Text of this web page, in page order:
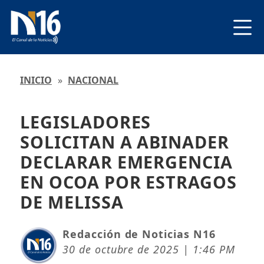
INICIO » NACIONAL
LEGISLADORES
SOLICITAN A ABINADER
DECLARAR EMERGENCIA
EN OCOA POR ESTRAGOS
DE MELISSA
Redacción de Noticias N16
30 de octubre de 2025 | 1:46 PM